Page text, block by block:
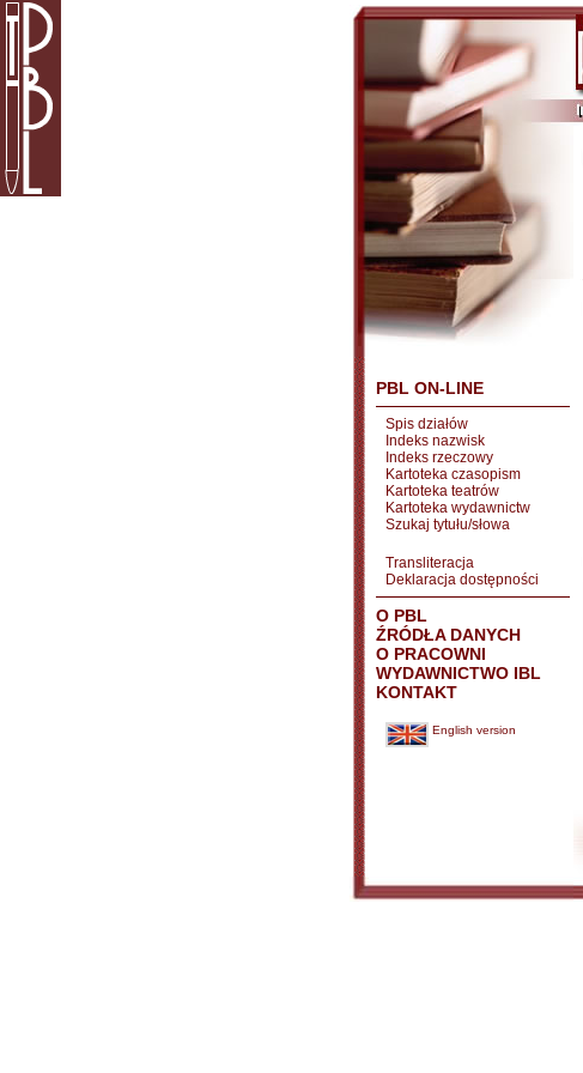
PBL ON-LINE
Spis działów
Indeks nazwisk
Indeks rzeczowy
Kartoteka czasopism
Kartoteka teatrów
Kartoteka wydawnictw
Szukaj tytułu/słowa
Transliteracja
Deklaracja dostępności
O PBL
ŹRÓDŁA DANYCH
O PRACOWNI
WYDAWNICTWO IBL
KONTAKT
English version